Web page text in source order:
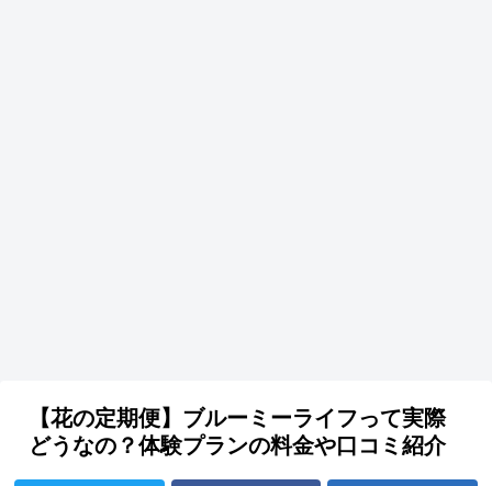
【花の定期便】ブルーミーライフって実際
どうなの？体験プランの料金や口コミ紹介